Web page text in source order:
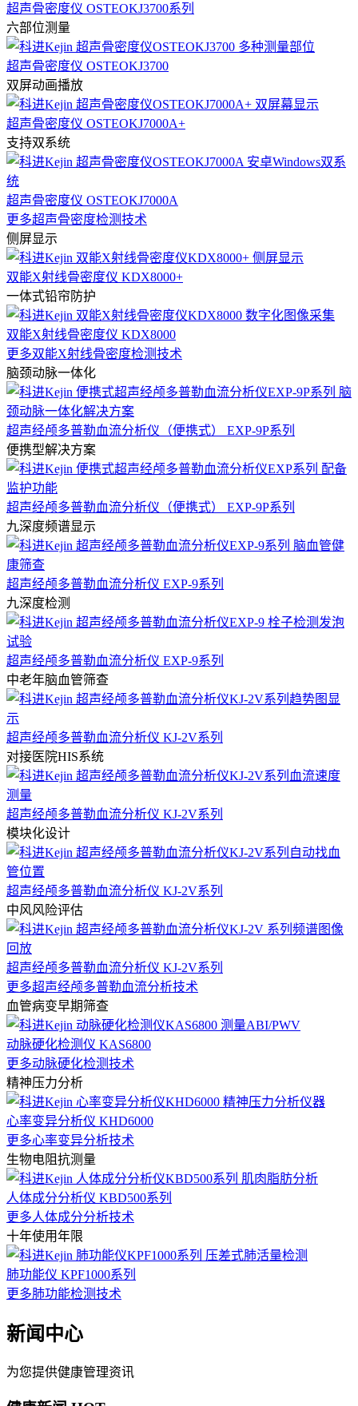
超声骨密度仪 OSTEOKJ3700系列
六部位测量
超声骨密度仪 OSTEOKJ3700
双屏动画播放
超声骨密度仪 OSTEOKJ7000A+
支持双系统
超声骨密度仪 OSTEOKJ7000A
更多超声骨密度检测技术
侧屏显示
双能X射线骨密度仪 KDX8000+
一体式铅帘防护
双能X射线骨密度仪 KDX8000
更多双能X射线骨密度检测技术
脑颈动脉一体化
超声经颅多普勒血流分析仪（便携式） EXP-9P系列
便携型解决方案
超声经颅多普勒血流分析仪（便携式） EXP-9P系列
九深度频谱显示
超声经颅多普勒血流分析仪 EXP-9系列
九深度检测
超声经颅多普勒血流分析仪 EXP-9系列
中老年脑血管筛查
超声经颅多普勒血流分析仪 KJ-2V系列
对接医院HIS系统
超声经颅多普勒血流分析仪 KJ-2V系列
模块化设计
超声经颅多普勒血流分析仪 KJ-2V系列
中风风险评估
超声经颅多普勒血流分析仪 KJ-2V系列
更多超声经颅多普勒血流分析技术
血管病变早期筛查
动脉硬化检测仪 KAS6800
更多动脉硬化检测技术
精神压力分析
心率变异分析仪 KHD6000
更多心率变异分析技术
生物电阻抗测量
人体成分分析仪 KBD500系列
更多人体成分分析技术
十年使用年限
肺功能仪 KPF1000系列
更多肺功能检测技术
新闻中心
为您提供健康管理资讯